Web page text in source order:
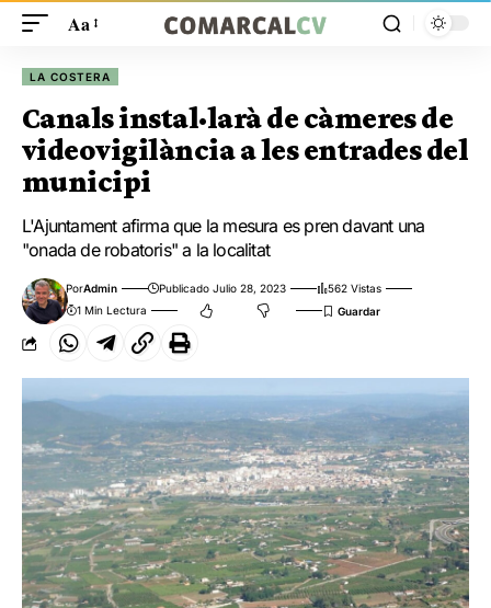
Aa
LA COSTERA
Canals instal·larà de càmeres de
videovigilància a les entrades del
municipi
L'Ajuntament afirma que la mesura es pren davant una
"onada de robatoris" a la localitat
PorAdmin Publicado Julio 28, 2023
562 Vistas
1 Min Lectura